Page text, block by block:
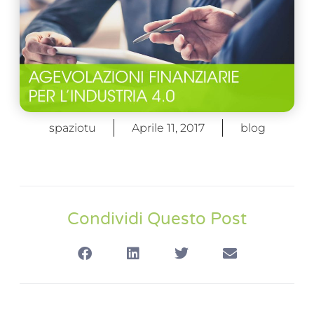
spaziotu Aprile 11, 2017 blog
Condividi Questo Post